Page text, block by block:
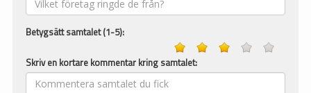
Betygsätt samtalet (1-5):
Skriv en kortare kommentar kring samtalet: